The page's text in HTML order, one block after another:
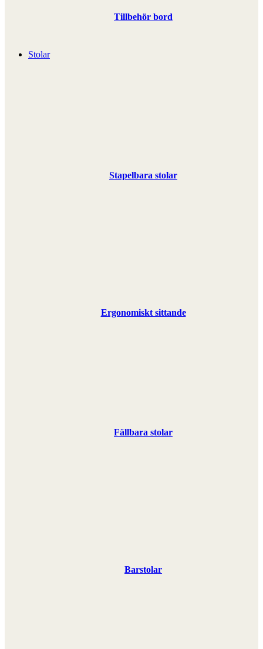
Tillbehör bord
Stolar
Stapelbara stolar
Ergonomiskt sittande
Fällbara stolar
Barstolar